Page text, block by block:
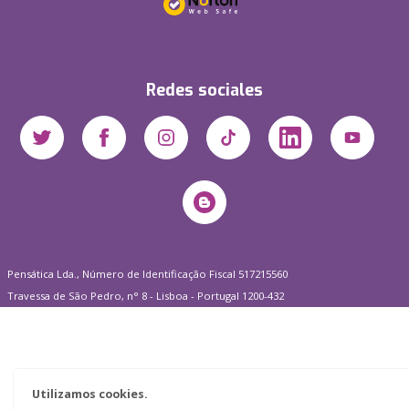
Utilizamos cookies.
Redes sociales
Pensática Lda., Número de Identificação Fiscal 517215560
Travessa de São Pedro, n° 8 - Lisboa - Portugal 1200-432